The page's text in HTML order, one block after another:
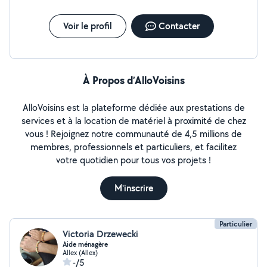
Voir le profil Contacter
À Propos d’AlloVoisins
AlloVoisins est la plateforme dédiée aux prestations de
services et à la location de matériel à proximité de chez
vous ! Rejoignez notre communauté de 4,5 millions de
membres, professionnels et particuliers, et facilitez
votre quotidien pour tous vos projets !
M'inscrire
Particulier
Victoria Drzewecki
Aide ménagère
Allex (Allex)
-/5